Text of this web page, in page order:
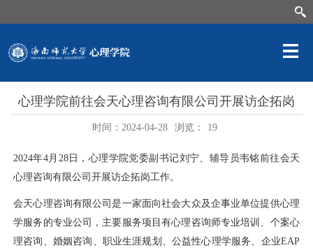
心理学院前往会天心理咨询有限公司开展访企拓岗
时间：2024-04-28 浏览： 19
2024年4月28日，心理学院党委副书记刘宁、辅导员韦铭前往会天
心理咨询有限公司开展访企拓岗工作。
会天心理咨询有限公司是一家面向社会大众及企事业单位提供心理
学服务的专业公司，主要服务项目有心理咨询师专业培训、个案心
理咨询、婚姻咨询、 职业生涯规划 、公益性心理学服务、企业EAP